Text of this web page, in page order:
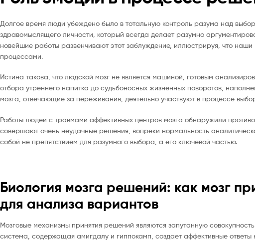
Долгое время люди убеждено было в тотальную контроль разума над
здравомыслящего личности, который всегда делает разумно
новейшие работы развенчивают этот заблуждение, иллюстрируя, что
процессами.
Истина такова, что людской мозг не является машиной, готовым
отбора утреннего напитка до судьбоносных жизненных поворотов,
мозга, отвечающие за переживания, деятельно участвуют в процессе
Работы людей с травмами аффективных центров мозга обнаружили
совершают очень неудачные решения, вопреки нормальность
собой не препятствием для разумного выбора, а его ключевой частью.
Биология мозга решений: как мозг
для анализа вариантов
Мозговые механизмы принятия решений являются запутанную
система, содержащая амигдалу и гиппокамп, создает аффективные